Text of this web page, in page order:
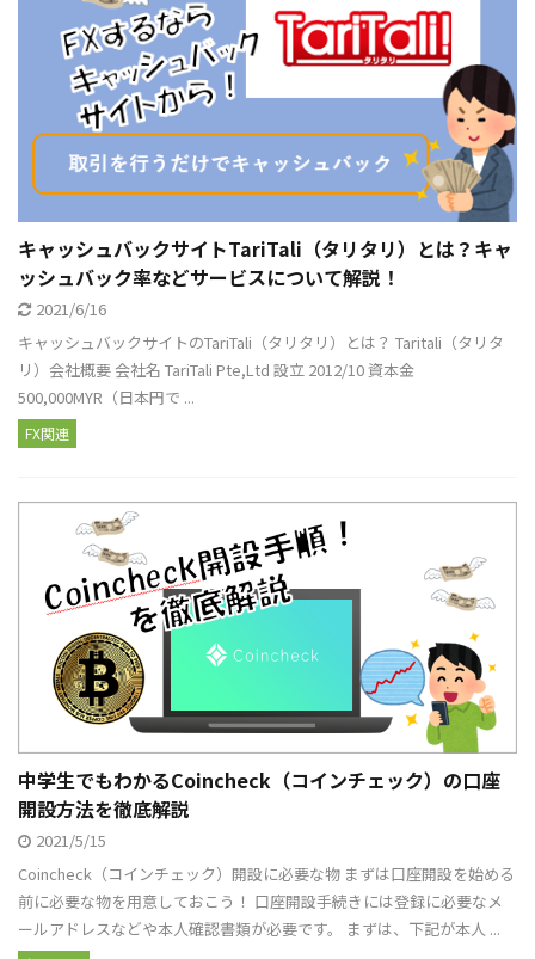
キャッシュバックサイトTariTali（タリタリ）とは？キャ
ッシュバック率などサービスについて解説！
2021/6/16
キャッシュバックサイトのTariTali（タリタリ）とは？ Taritali（タリタ
リ）会社概要 会社名 TariTali Pte,Ltd 設立 2012/10 資本金
500,000MYR（日本円で ...
FX関連
中学生でもわかるCoincheck（コインチェック）の口座
開設方法を徹底解説
2021/5/15
Coincheck（コインチェック）開設に必要な物 まずは口座開設を始める
前に必要な物を用意しておこう！ 口座開設手続きには登録に必要なメ
ールアドレスなどや本人確認書類が必要です。 まずは、下記が本人 ...